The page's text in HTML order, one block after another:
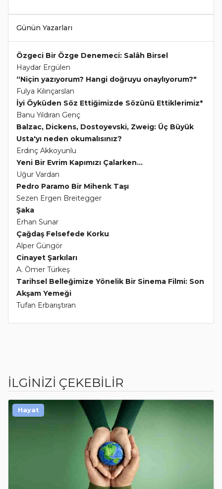
Günün Yazarları
Özgeci Bir Özge Denemeci: Salâh Birsel
Haydar Ergülen
“Niçin yazıyorum? Hangi doğruyu onaylıyorum?"
Fulya Kılınçarslan
İyi Öyküden Söz Ettiğimizde Sözünü Ettiklerimiz*
Banu Yıldıran Genç
Balzac, Dickens, Dostoyevski, Zweig: Üç Büyük
Usta'yı neden okumalısınız?
Erdinç Akkoyunlu
Yeni Bir Evrim Kapımızı Çalarken...
Uğur Vardan
Pedro Paramo Bir Mihenk Taşı
Sezen Ergen Breitegger
Şaka
Erhan Sunar
Çağdaş Felsefede Korku
Alper Güngör
Cinayet Şarkıları
A. Ömer Türkeş
Tarihsel Belleğimize Yönelik Bir Sinema Filmi: Son
Akşam Yemeği
Tufan Erbarıştıran
İLGİNİZİ ÇEKEBİLİR
Hayat